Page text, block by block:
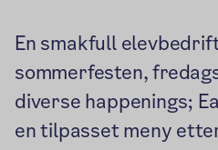
En smakfull
sommerfesten,
diverse happenings;
en tilpasset meny